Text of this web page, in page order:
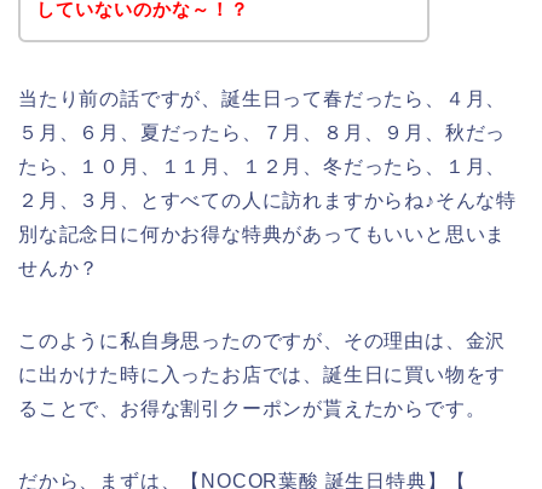
していないのかな～！？
当たり前の話ですが、誕生日って春だったら、４月、
５月、６月、夏だったら、７月、８月、９月、秋だっ
たら、１０月、１１月、１２月、冬だったら、１月、
２月、３月、とすべての人に訪れますからね♪そんな特
別な記念日に何かお得な特典があってもいいと思いま
せんか？
このように私自身思ったのですが、その理由は、金沢
に出かけた時に入ったお店では、誕生日に買い物をす
ることで、お得な割引クーポンが貰えたからです。
だから、まずは、【NOCOR葉酸 誕生日特典】【